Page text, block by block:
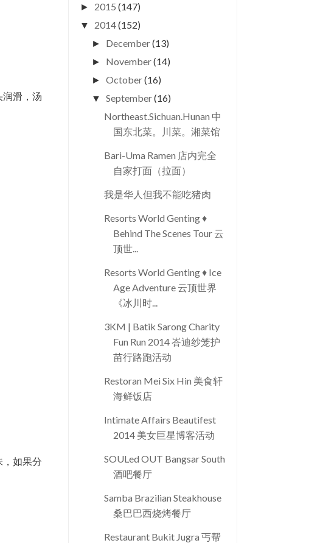
滑，汤
如果分
► 2015 (147)
▼ 2014(152)
► December(13)
► November(14)
►October(16)
▼September(16)
Northeast.Sichuan.Hunan 中
国东北菜。川菜。湘菜馆
Bari-Uma Ramen 店内完全
自家打面（拉面）
我是华人但我不能吃猪肉
Resorts World Genting ♦
Behind The Scenes Tour 云
顶世...
Resorts World Genting ♦ Ice
Age Adventure 云顶世界
《冰川时...
3KM | Batik Sarong Charity
Fun Run 2014 峇迪纱笼护
苗行路跑活动
Restoran Mei Six Hin 美食轩
海鲜饭店
Intimate Affairs Beautifest
2014 美女巨星博客活动
SOULed OUT Bangsar South
酒吧餐厅
Samba Brazilian Steakhouse
桑巴巴西烧烤餐厅
Restaurant Bukit Jugra 丐帮